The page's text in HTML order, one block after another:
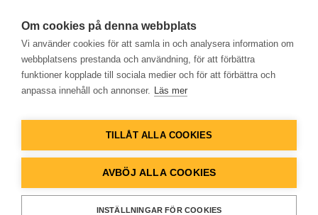
Hem
Lösningar
BOSTADSFASTIGHETER
Skurup Elevhem
Om cookies på denna webbplats
Vi använder cookies för att samla in och analysera information om
webbplatsens prestanda och användning, för att förbättra
funktioner kopplade till sociala medier och för att förbättra och
anpassa innehåll och annonser. Läs mer
TILLÅT ALLA COOKIES
AVBÖJ ALLA COOKIES
INSTÄLLNINGAR FÖR COOKIES